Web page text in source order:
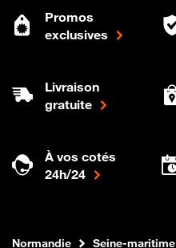
Promos
exclusives
Livraison
gratuite
À vos cotés
24h/24
Boutique Orange
Internet fibre
Normandie Seine-maritime